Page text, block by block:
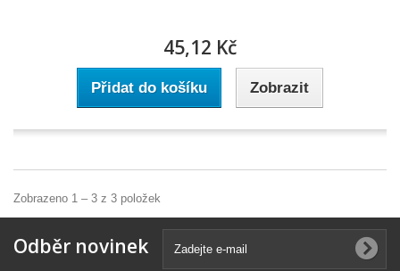
45,12 Kč
Přidat do košíku Zobrazit
Zobrazeno 1 – 3 z 3 položek
Odběr novinek